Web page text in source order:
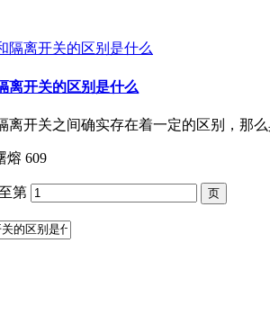
离开关的区别是什么
离开关之间确实存在着一定的区别，那
熔 609
第